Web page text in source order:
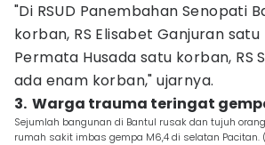
"Di RSUD Panembahan Senopati
korban, RS Elisabet Ganjuran satu
Permata Husada satu korban, RS
ada enam korban," ujarnya.
3. ‎ Warga trauma teringat
Sejumlah bangunan di Bantul rusak dan tujuh
rumah sakit imbas gempa M6,4 di selatan Pacitan.